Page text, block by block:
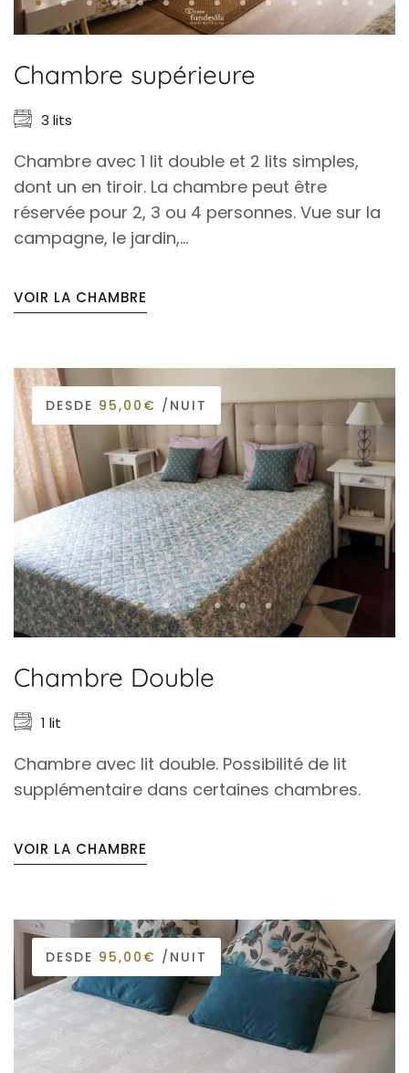
Chambre supérieure
3 lits
Chambre avec 1 lit double et 2 lits simples,
dont un en tiroir. La chambre peut être
réservée pour 2, 3 ou 4 personnes. Vue sur la
campagne, le jardin,...
VOIR LA CHAMBRE
DESDE 95,00€ /NUIT
Chambre Double
1 lit
Chambre avec lit double. Possibilité de lit
supplémentaire dans certaines chambres.
VOIR LA CHAMBRE
DESDE 95,00€ /NUIT